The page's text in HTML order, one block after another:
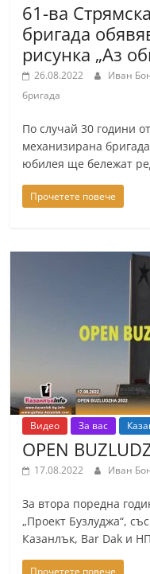
61-ва
бригада
рисунка „Аз
26.08.2022 Иван
бригада
По случай 30 години
механизирана
юбилея ще бележат
Прочетете повече
Видео За вас
OPEN
17.08.2022 Иван
За втора поредна
„Проект Бузлуджа“,
Казанлък, Bar Dak и
Прочетете повече